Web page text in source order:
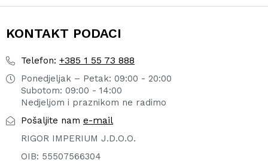
KONTAKT PODACI
Telefon: +385 1 55 73 888
Ponedjeljak – Petak: 09:00 - 20:00
Subotom: 09:00 - 14:00
Nedjeljom i praznikom ne radimo
Pošaljite nam e-mail
RIGOR IMPERIUM J.D.O.O.
OIB: 55507566304